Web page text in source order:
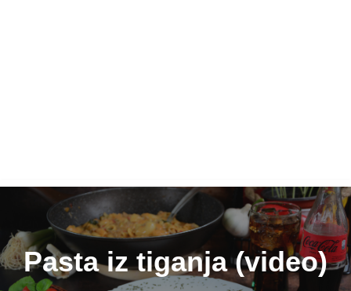
Pasta iz tiganja (video)